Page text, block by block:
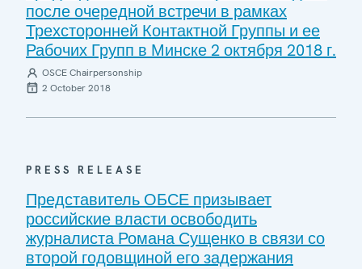
после очередной встречи в рамках
Трехсторонней Контактной Группы и ее
Рабочих Групп в Минске 2 октября 2018 г.
OSCE Chairpersonship
2 October 2018
PRESS RELEASE
Представитель ОБСЕ призывает
российские власти освободить
журналиста Романа Сущенко в связи со
второй годовщиной его задержания